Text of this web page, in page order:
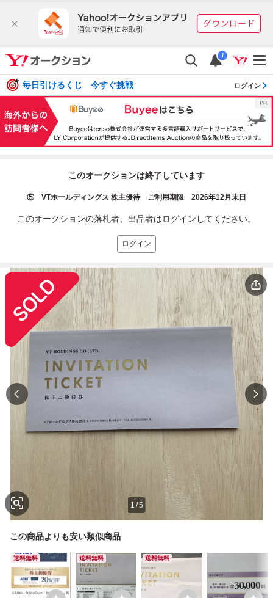
i
毎日引けるくじ 今すぐ挑戦 ログイン
このオークションは終了しています
⑤ VTホールディングス 株主優待 ご利用期限 2026年12月末日
このオークションの落札者、出品者はログインしてください。
ログイン
1 /5
この商品よりも安い類似商品
送料無料 送料無料 送料無料